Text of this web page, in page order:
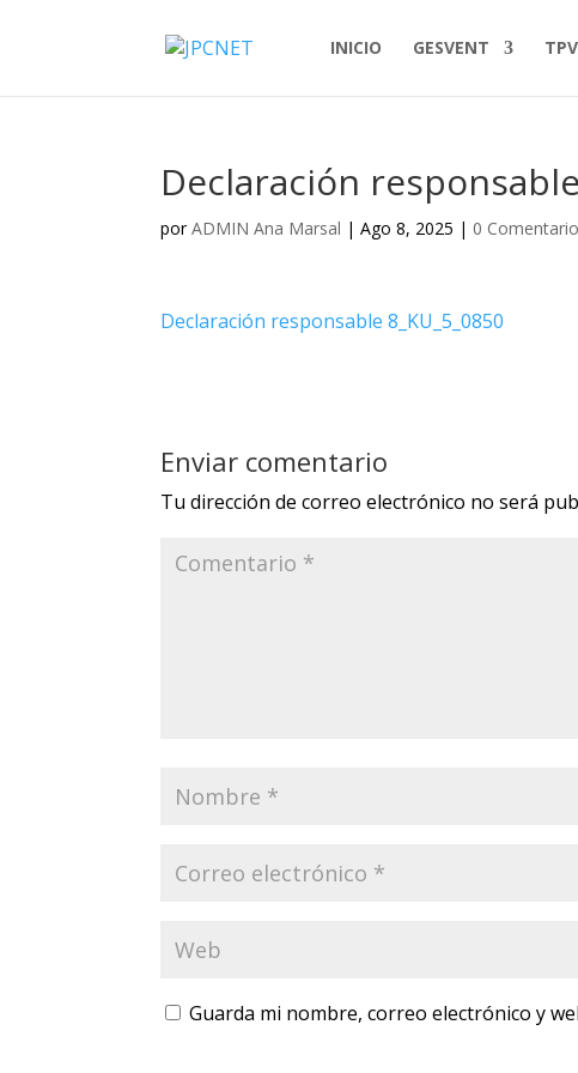
INICIO GESVENT
Declaración responsable
porADMIN Ana Marsal |Ago 8, 2025 | 0
Declaración responsable 8_KU_5_0850
Enviar comentario
Tu dirección de correo electrónico no será
Guarda mi nombre, correo electrónico y